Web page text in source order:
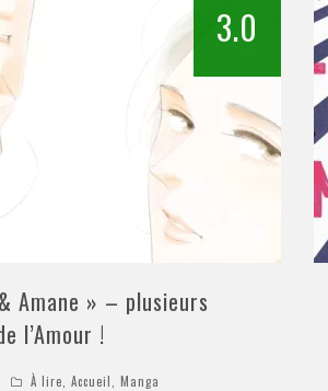
3.0
Amane » – plusieurs
l’Amour !
À lire Accueil Manga